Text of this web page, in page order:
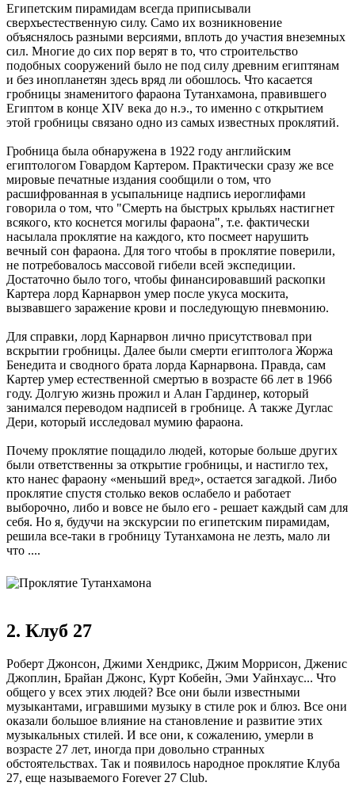
Египетским пирамидам всегда приписывали
сверхъестественную силу. Само их возникновение
объяснялось разными версиями, вплоть до участия внеземных
сил. Многие до сих пор верят в то, что строительство
подобных сооружений было не под силу древним египтянам
и без инопланетян здесь вряд ли обошлось. Что касается
гробницы знаменитого фараона Тутанхамона, правившего
Египтом в конце XIV века до н.э., то именно с открытием
этой гробницы связано одно из самых известных проклятий.
Гробница была обнаружена в 1922 году английским
египтологом Говардом Картером. Практически сразу же все
мировые печатные издания сообщили о том, что
расшифрованная в усыпальнице надпись иероглифами
говорила о том, что "Смерть на быстрых крыльях настигнет
всякого, кто коснется могилы фараона", т.е. фактически
насылала проклятие на каждого, кто посмеет нарушить
вечный сон фараона. Для того чтобы в проклятие поверили,
не потребовалось массовой гибели всей экспедиции.
Достаточно было того, чтобы финансировавший раскопки
Картера лорд Карнарвон умер после укуса москита,
вызвавшего заражение крови и последующую пневмонию.
Для справки, лорд Карнарвон лично присутствовал при
вскрытии гробницы. Далее были смерти египтолога Жоржа
Бенедита и сводного брата лорда Карнарвона. Правда, сам
Картер умер естественной смертью в возрасте 66 лет в 1966
году. Долгую жизнь прожил и Алан Гардинер, который
занимался переводом надписей в гробнице. А также Дуглас
Дери, который исследовал мумию фараона.
Почему проклятие пощадило людей, которые больше других
были ответственны за открытие гробницы, и настигло тех,
кто нанес фараону «меньший вред», остается загадкой. Либо
проклятие спустя столько веков ослабело и работает
выборочно, либо и вовсе не было его - решает каждый сам для
себя. Но я, будучи на экскурсии по египетским пирамидам,
решила все-таки в гробницу Тутанхамона не лезть, мало ли
что ....
2. Клуб 27
Роберт Джонсон, Джими Хендрикс, Джим Моррисон, Дженис
Джоплин, Брайан Джонс, Курт Кобейн, Эми Уайнхаус... Что
общего у всех этих людей? Все они были известными
музыкантами, игравшими музыку в стиле рок и блюз. Все они
оказали большое влияние на становление и развитие этих
музыкальных стилей. И все они, к сожалению, умерли в
возрасте 27 лет, иногда при довольно странных
обстоятельствах. Так и появилось народное проклятие Клуба
27, еще называемого Forever 27 Club.